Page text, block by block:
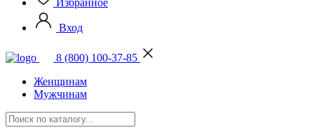
Избранное
Вход
8 (800) 100-37-85
Женщинам
Мужчинам